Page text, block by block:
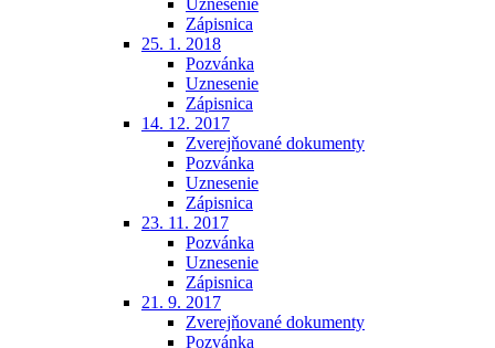
Uznesenie
Zápisnica
25. 1. 2018
Pozvánka
Uznesenie
Zápisnica
14. 12. 2017
Zverejňované dokumenty
Pozvánka
Uznesenie
Zápisnica
23. 11. 2017
Pozvánka
Uznesenie
Zápisnica
21. 9. 2017
Zverejňované dokumenty
Pozvánka